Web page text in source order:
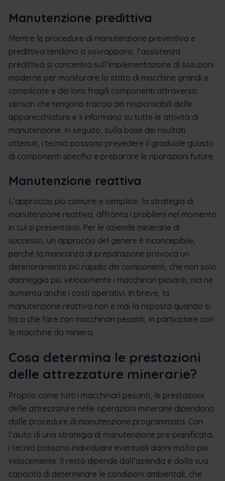
Manutenzione predittiva
Mentre le procedure di manutenzione preventiva e
predittiva tendono a sovrapporsi, l’assistenza
predittiva si concentra sull’implementazione di soluzioni
moderne per monitorare lo stato di macchine grandi e
complicate e dei loro fragili componenti attraverso
sensori che tengono traccia dei responsabili delle
apparecchiature e li informano su tutte le attività di
manutenzione. In seguito, sulla base dei risultati
ottenuti, i tecnici possono prevedere il graduale guasto
di componenti specifici e preparare le riparazioni future.
Manutenzione reattiva
L’approccio più comune e semplice, la strategia di
manutenzione reattiva, affronta i problemi nel momento
in cui si presentano. Per le aziende minerarie di
successo, un approccio del genere è inconcepibile,
perché la mancanza di preparazione provoca un
deterioramento più rapido dei componenti, che non solo
danneggia più velocemente i macchinari pesanti, ma ne
aumenta anche i costi operativi. In breve, la
manutenzione reattiva non è mai la risposta quando si
ha a che fare con macchinari pesanti, in particolare con
le macchine da miniera.
Cosa determina le prestazioni
delle attrezzature minerarie?
Proprio come tutti i macchinari pesanti, le prestazioni
delle attrezzature nelle operazioni minerarie dipendono
dalle procedure di manutenzione programmata. Con
l’aiuto di una strategia di manutenzione pre-pianificata,
i tecnici possono individuare eventuali danni molto più
velocemente. Il resto dipende dall’azienda e dalla sua
capacità di determinare le condizioni ambientali, che